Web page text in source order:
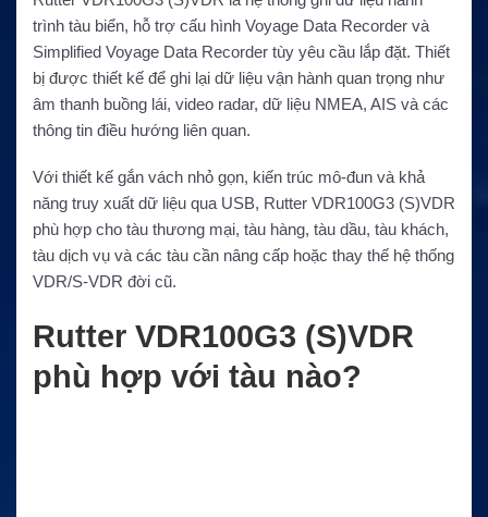
trình tàu biển, hỗ trợ cấu hình Voyage Data Recorder và
Simplified Voyage Data Recorder tùy yêu cầu lắp đặt. Thiết
bị được thiết kế để ghi lại dữ liệu vận hành quan trọng như
âm thanh buồng lái, video radar, dữ liệu NMEA, AIS và các
thông tin điều hướng liên quan.
Với thiết kế gắn vách nhỏ gọn, kiến trúc mô-đun và khả
năng truy xuất dữ liệu qua USB, Rutter VDR100G3 (S)VDR
phù hợp cho tàu thương mại, tàu hàng, tàu dầu, tàu khách,
tàu dịch vụ và các tàu cần nâng cấp hoặc thay thế hệ thống
VDR/S-VDR đời cũ.
Rutter VDR100G3 (S)VDR
phù hợp với tàu nào?